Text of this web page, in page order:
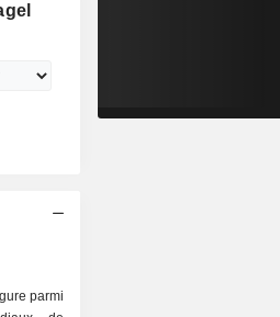
parmi